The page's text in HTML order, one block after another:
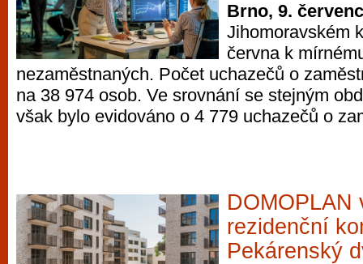
Brno, 9.
Jihomoravském
června k
nezaměstnaných. Počet uchazečů o
na 38 974 osob. Ve srovnání se stejným
však bylo evidováno o 4 779 uchazečů o
DOMOPLAN
rezidenční
Pekárenský